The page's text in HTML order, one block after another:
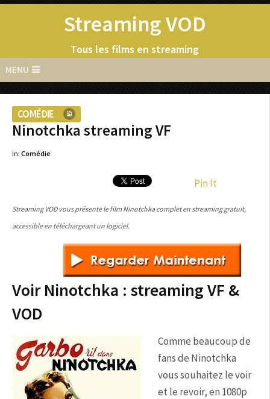
Streaming VOD
Tous les films en streaming
MENU
COMÉDIE
Ninotchka streaming VF
In: Comédie
Pin It
Streaming VOD vous présente le film Ninotchka complet en streaming gratuit,
accessible en téléchargeant un logiciel.
Voir Ninotchka : streaming VF &
VOD
Comme beaucoup de
fans de Ninotchka
vous souhaitez le voir
et le revoir, en 1080p